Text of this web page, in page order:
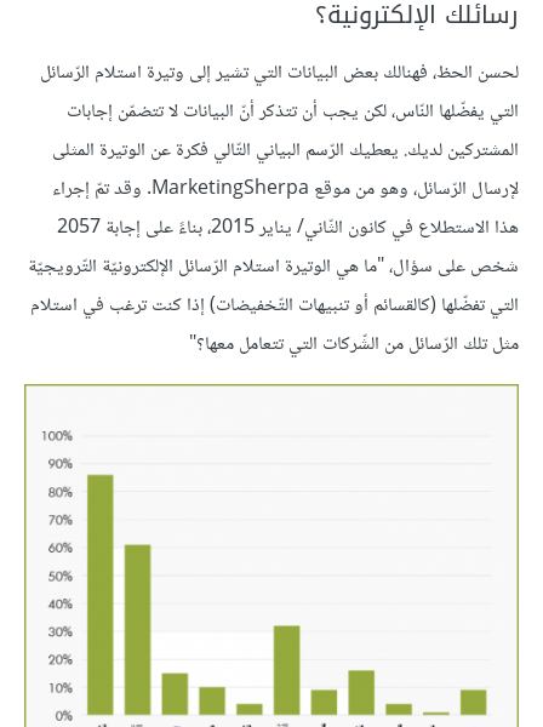
رسائلك الإلكترونية؟
لحسن الحظ، فهنالك بعض البيانات التي تشير إلى وتيرة استلام الرّسائل
التي يفضّلها النّاس، لكن يجب أن تتذكر أنّ البيانات لا تتضمّن إجابات
المشتركين لديك. يعطيك الرّسم البياني التّالي فكرة عن الوتيرة المثلى
لإرسال الرّسائل، وهو من موقع MarketingSherpa. وقد تمّ إجراء
هذا الاستطلاع في كانون الثّاني/ يناير 2015، بناءً على إجابة 2057
شخص على سؤال، "ما هي الوتيرة استلام الرّسائل الإلكترونيّة التّرويجيّة
التي تفضّلها (كالقسائم أو تنبيهات التّخفيضات) إذا كنت ترغب في استلام
مثل تلك الرّسائل من الشّركات التي تتعامل معها؟"